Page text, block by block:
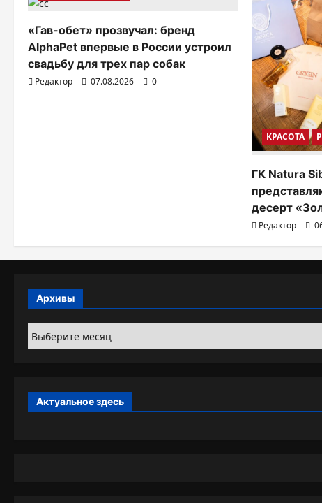
«Гав-обет» прозвучал: бренд
AlphaPet впервые в России устроил
свадьбу для трех пар собак
Редактор 07.08.2026 0
КРАСОТА
ГК Natura
десерт
Редактор
Архивы
Архивы
Актуальное здесь